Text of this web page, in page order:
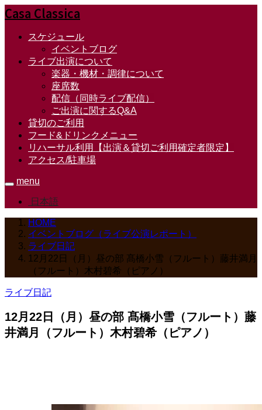
Casa Classica
スケジュール
イベントブログ
ライブ出演について
楽器・機材・調律について
座席数
配信（同時ライブ配信）
ご出演に関するQ&A
貸切のご利用
フード&ドリンクメニュー
リハーサル利用【出演＆貸切ご利用確定者限定】
アクセス/駐車場
menu
日本語
HOME
イベントブログ（ライブ公演レポート）
ライブ日記
12月22日（月）昼の部 髙橋小雪（フルート）藤井満月
（フルート）木村碧希（ピアノ）
ライブ日記
12月22日（月）昼の部 髙橋小雪（フルート）藤
井満月（フルート）木村碧希（ピアノ）